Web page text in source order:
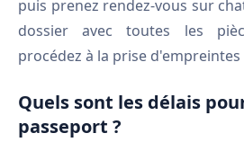
puis prenez rendez-vous sur
dossier avec toutes les
procédez à la prise d'empreintes
Quels sont les délais
passeport ?